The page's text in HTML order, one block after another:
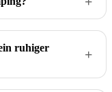
ruhiger